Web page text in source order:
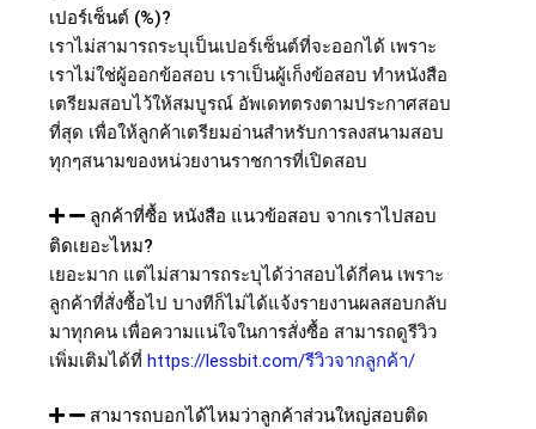
เปอร์เซ็นต์ (%)?
เราไม่สามารถระบุเป็นเปอร์เซ็นต์ที่จะออกได้ เพราะ
เราไม่ใช่ผู้ออกข้อสอบ เราเป็นผู้เก็งข้อสอบ ทำหนังสือ
เตรียมสอบไว้ให้สมบูรณ์ อัพเดทตรงตามประกาศสอบ
ที่สุด เพื่อให้ลูกค้าเตรียมอ่านสำหรับการลงสนามสอบ
ทุกๆสนามของหน่วยงานราชการที่เปิดสอบ
ลูกค้าที่ซื้อ หนังสือ แนวข้อสอบ จากเราไปสอบ
ติดเยอะไหม?
เยอะมาก แต่ไม่สามารถระบุได้ว่าสอบได้กี่คน เพราะ
ลูกค้าที่สั่งซื้อไป บางทีก็ไม่ได้แจ้งรายงานผลสอบกลับ
มาทุกคน เพื่อความแน่ใจในการสั่งซื้อ สามารถดูรีวิว
เพิ่มเติมได้ที่https://lessbit.com/รีวิวจากลูกค้า/
สามารถบอกได้ไหมว่าลูกค้าส่วนใหญ่สอบติด